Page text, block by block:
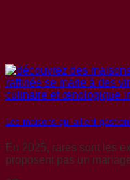
Les maisons qui allient
En 2025, rares sont les
proposent pas un